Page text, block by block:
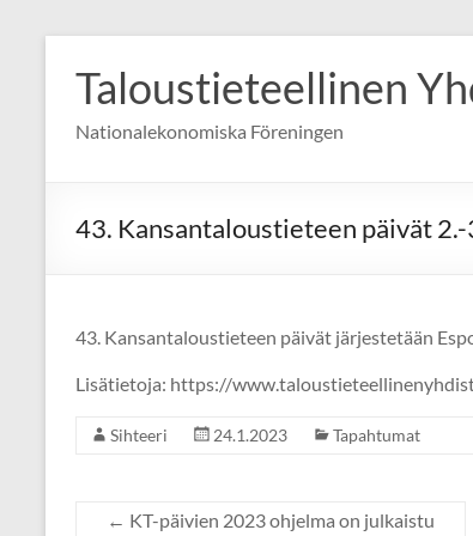
content
Taloustieteellinen
Nationalekonomiska Föreningen
43. Kansantaloustieteen päivät
43. Kansantaloustieteen päivät järjestetään
Lisätietoja: https://
Sihteeri 24.1.2023 Tapahtumat
← KT-päivien 2023 ohjelma on julkaistu